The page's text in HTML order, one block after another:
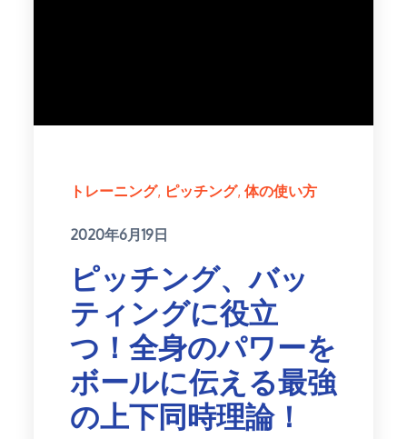
トレーニング ピッチング 体の使い方
Posted
2020年6月19日
ピッチング、バッ
ティングに役立
つ！全身のパワーを
ボールに伝える最強
の上下同時理論！